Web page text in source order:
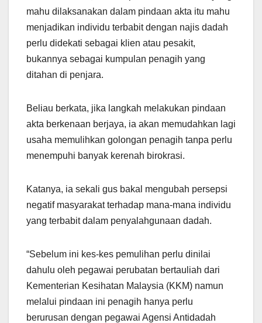
mahu dilaksanakan dalam pindaan akta itu mahu
menjadikan individu terbabit dengan najis dadah
perlu didekati sebagai klien atau pesakit,
bukannya sebagai kumpulan penagih yang
ditahan di penjara.
Beliau berkata, jika langkah melakukan pindaan
akta berkenaan berjaya, ia akan memudahkan lagi
usaha memulihkan golongan penagih tanpa perlu
menempuhi banyak kerenah birokrasi.
Katanya, ia sekali gus bakal mengubah persepsi
negatif masyarakat terhadap mana-mana individu
yang terbabit dalam penyalahgunaan dadah.
“Sebelum ini kes-kes pemulihan perlu dinilai
dahulu oleh pegawai perubatan bertauliah dari
Kementerian Kesihatan Malaysia (KKM) namun
melalui pindaan ini penagih hanya perlu
berurusan dengan pegawai Agensi Antidadah